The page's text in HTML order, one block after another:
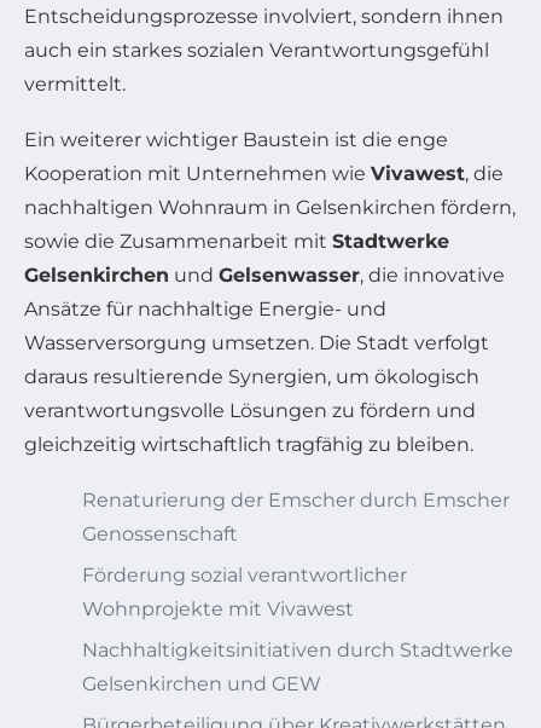
Entscheidungsprozesse involviert, sondern ihnen
auch ein starkes sozialen Verantwortungsgefühl
vermittelt.
Ein weiterer wichtiger Baustein ist die enge
Kooperation mit Unternehmen wie Vivawest, die
nachhaltigen Wohnraum in Gelsenkirchen fördern,
sowie die Zusammenarbeit mit Stadtwerke
Gelsenkirchen und Gelsenwasser, die innovative
Ansätze für nachhaltige Energie- und
Wasserversorgung umsetzen. Die Stadt verfolgt
daraus resultierende Synergien, um ökologisch
verantwortungsvolle Lösungen zu fördern und
gleichzeitig wirtschaftlich tragfähig zu bleiben.
Renaturierung der Emscher durch Emscher
Genossenschaft
Förderung sozial verantwortlicher
Wohnprojekte mit Vivawest
Nachhaltigkeitsinitiativen durch Stadtwerke
Gelsenkirchen und GEW